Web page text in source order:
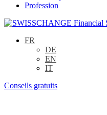
Profession
FR
DE
EN
IT
Conseils gratuits